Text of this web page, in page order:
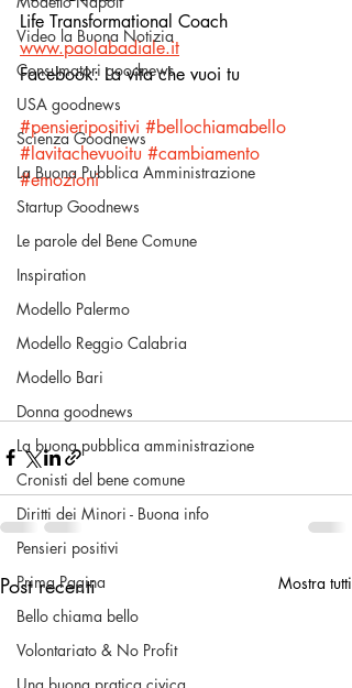
Video la Buona Notizia
Consumatori goodnews
USA goodnews
Scienza Goodnews
La Buona Pubblica Amministrazione
Startup Goodnews
Le parole del Bene Comune
Inspiration
Modello Palermo
Modello Reggio Calabria
Modello Bari
Donna goodnews
La buona pubblica amministrazione
Cronisti del bene comune
Diritti dei Minori - Buona info
Pensieri positivi
Prima Pagina
Bello chiama bello
Volontariato & No Profit
Life Transformational Coach
www.paolabadiale.it
Facebook: La vita che vuoi tu
#pensieripositivi #bellochiamabello
#lavitachevuoitu #cambiamento
#emozioni
Post recenti Mostra tutti